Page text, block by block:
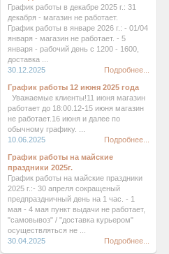
График работы в декабре 2025 г.: 31
декабря - магазин не работает.
График работы в январе 2026 г.: - 01/04
января - магазин не работает. - 5
января - рабочий день с 1200 - 1600,
доставка ...
30.12.2025
Подробнее...
График работы 12 июня 2025 года
Уважаемые клиенты!11 июня магазин
работает до 18:00.12-15 июня магазин
не работает.16 июня и далее по
обычному графику. ...
10.06.2025
Подробнее...
График работы на майские
праздники 2025г.
График работы на майские праздники
2025 г.:- 30 апреля сокращеный
предпраздничный день на 1 час. - 1
мая - 4 мая пункт выдачи не работает,
"самовывоз" / "доставка курьером"
осуществляться не ...
30.04.2025
Подробнее...